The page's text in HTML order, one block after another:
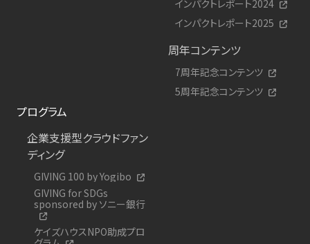
インパクトレポート2024
インパクトレポート2025
周年コンテンツ
7周年記念コンテンツ
5周年記念コンテンツ
プログラム
企業支援型クラウドファン
ディング
GIVING 100 by Yogibo
GIVING for SDGs
sponsored by ソニー銀行
ケイズハウスNPO助成プロ